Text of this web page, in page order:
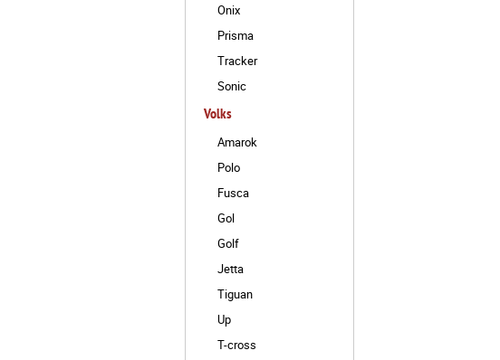
Onix
Prisma
Tracker
Sonic
Volks
Amarok
Polo
Fusca
Gol
Golf
Jetta
Tiguan
Up
T-cross